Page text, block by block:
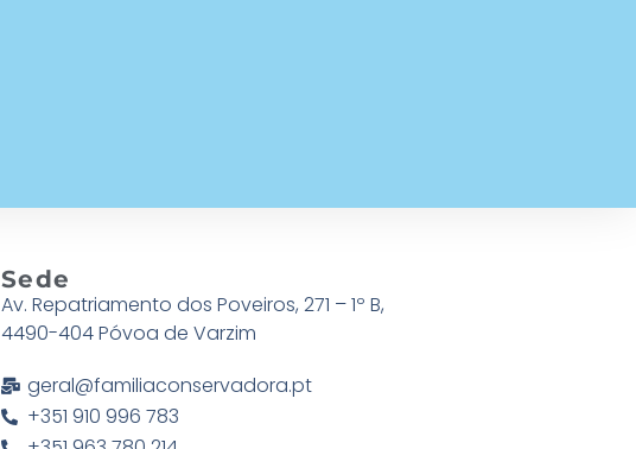
Sede
Av. Repatriamento dos Poveiros, 271 – 1º B,
4490-404 Póvoa de Varzim
geral@familiaconservadora.pt
+351 910 996 783